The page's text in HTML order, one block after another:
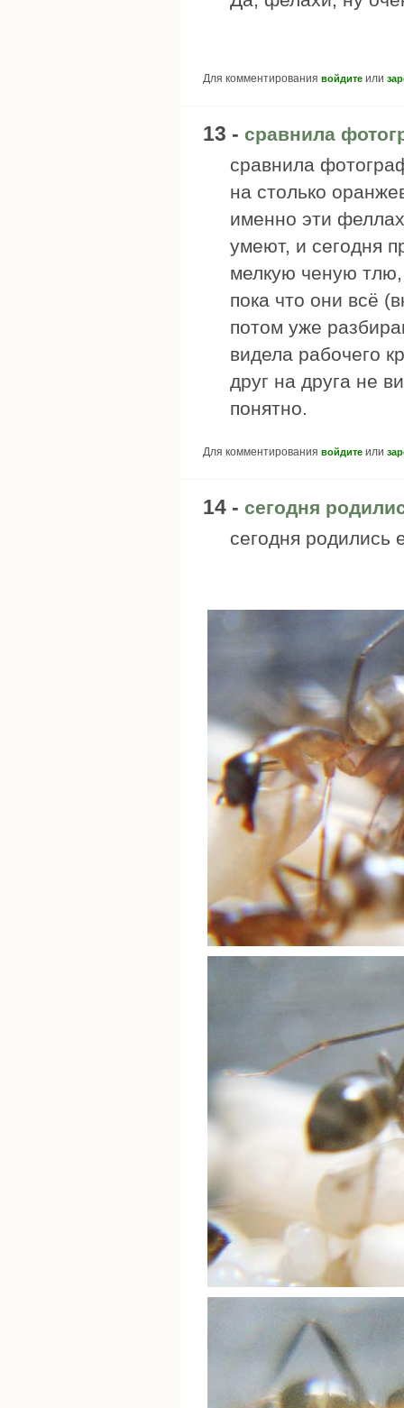
Для комментирования войдите или
13 - сравнила
сравнила
на столько
именно эти
умеют, и сегодня
мелкую ченую
пока что они всё
потом уже
видела рабочего
друг на друга не
понятно.
Для комментирования войдите или
14 - сегодня
сегодня родились